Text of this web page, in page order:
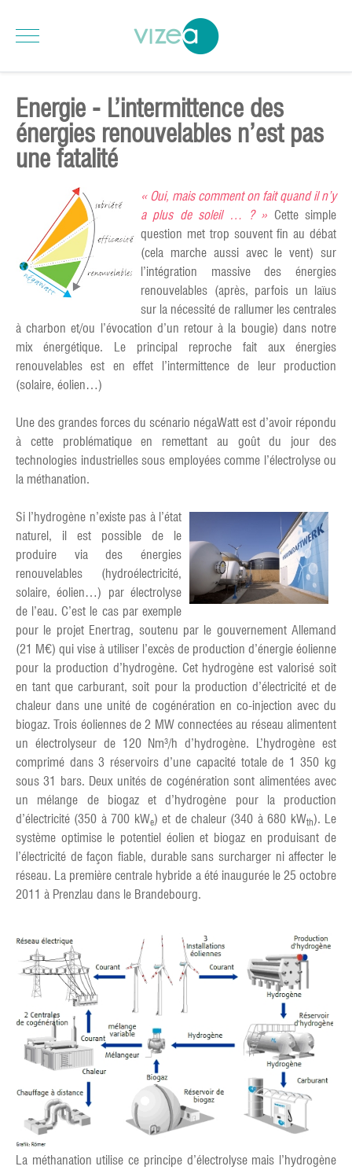
Energie - L’intermittence des
énergies renouvelables n’est pas
une fatalité
« Oui, mais comment on fait quand il n’y
a plus de soleil … ? » Cette simple
question met trop souvent fin au débat
(cela marche aussi avec le vent) sur
l’intégration massive des énergies
renouvelables (après, parfois un laïus
sur la nécessité de rallumer les centrales
à charbon et/ou l’évocation d’un retour à la bougie) dans notre
mix énergétique. Le principal reproche fait aux énergies
renouvelables est en effet l’intermittence de leur production
(solaire, éolien…)
Une des grandes forces du scénario négaWatt est d’avoir répondu
à cette problématique en remettant au goût du jour des
technologies industrielles sous employées comme l’électrolyse ou
la méthanation.
Si l’hydrogène n’existe pas à l’état
naturel, il est possible de le
produire via des énergies
renouvelables (hydroélectricité,
solaire, éolien…) par électrolyse
de l’eau. C’est le cas par exemple
pour le projet Enertrag, soutenu par le gouvernement Allemand
(21 M€) qui vise à utiliser l’excès de production d’énergie éolienne
pour la production d’hydrogène. Cet hydrogène est valorisé soit
en tant que carburant, soit pour la production d’électricité et de
chaleur dans une unité de cogénération en co-injection avec du
biogaz. Trois éoliennes de 2 MW connectées au réseau alimentent
un électrolyseur de 120 Nm³/h d’hydrogène. L’hydrogène est
comprimé dans 3 réservoirs d’une capacité totale de 1 350 kg
sous 31 bars. Deux unités de cogénération sont alimentées avec
un mélange de biogaz et d’hydrogène pour la production
d’électricité (350 à 700 kWe) et de chaleur (340 à 680 kWth). Le
système optimise le potentiel éolien et biogaz en produisant de
l’électricité de façon fiable, durable sans surcharger ni affecter le
réseau. La première centrale hybride a été inaugurée le 25 octobre
2011 à Prenzlau dans le Brandebourg.
La méthanation utilise ce principe d’électrolyse mais l’hydrogène